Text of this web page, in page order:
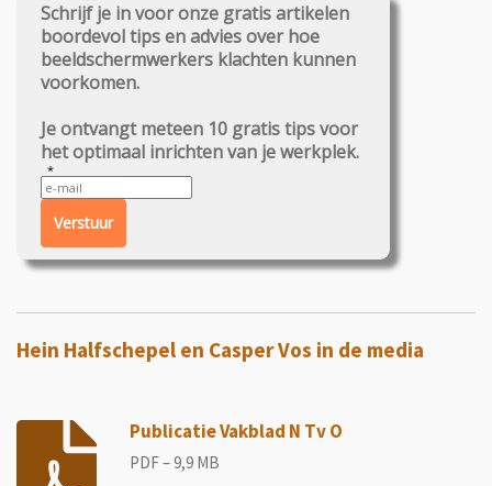
Schrijf je in voor onze gratis artikelen
boordevol tips en advies over hoe
beeldschermwerkers klachten kunnen
voorkomen.
Je ontvangt meteen 10 gratis tips voor
het optimaal inrichten van je werkplek.
Verstuur
Hein Halfschepel en Casper Vos in de media
Publicatie Vakblad N Tv O
PDF – 9,9 MB